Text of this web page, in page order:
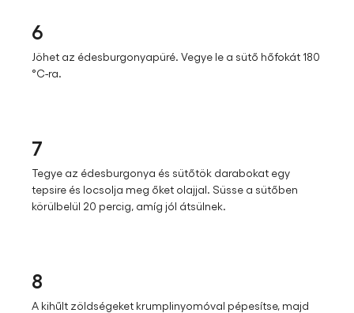
6
Jöhet az édesburgonyapüré. Vegye le a sütő hőfokát 180
°C-ra.​
7
Tegye az édesburgonya és sütőtök darabokat egy
tepsire és locsolja meg őket olajjal. Süsse a sütőben
körülbelül 20 percig, amíg jól átsülnek.
8
A kihűlt zöldségeket krumplinyomóval pépesítse, majd